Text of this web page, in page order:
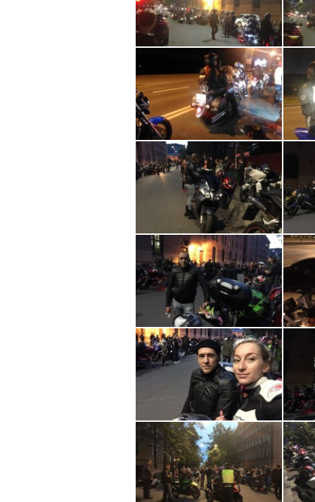
- Не беспределим.
- Необходимо уверенно
- Едем в шахматном порядке
- В колонне не обгонять.
- Контролировать того кто
- Не растягивать колонну
того кто едет перед тобой в
- Пропускать «отсекающих»
- О желании отделиться
- Приезжать на точку сбора с
- Готовность ехать 110 по
За фотографию спасибо